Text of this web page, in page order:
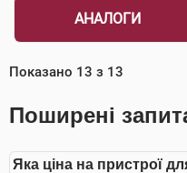
АНАЛОГИ
Показано 13 з 13
Поширені
Яка ціна на пристрої